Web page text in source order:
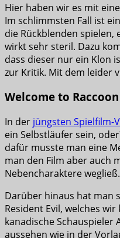
Hier haben wir es mit
Im schlimmsten Fall ist
die Rückblenden
wirkt sehr steril. Dazu
dass dieser nur ein Klon
zur Kritik. Mit dem leider
Welcome to Raccoon
In der jüngsten Spielfilm-
ein Selbstläufer sein,
dafür musste man eine
man den Film aber auch
Nebencharaktere wegließ.
Darüber hinaus hat man
Resident Evil, welches
kanadische Schauspieler
aussehen wie in der